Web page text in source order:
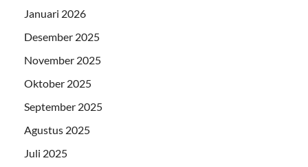
Januari 2026
Desember 2025
November 2025
Oktober 2025
September 2025
Agustus 2025
Juli 2025